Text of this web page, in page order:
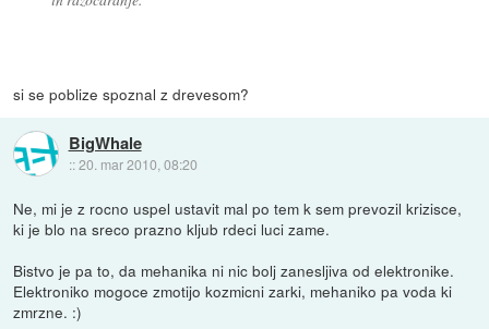
si se poblize spoznal z drevesom?
BigWhale
::20. mar 2010, 08:20
Ne, mi je z rocno uspel ustavit mal po tem k sem prevozil krizisce,
ki je blo na sreco prazno kljub rdeci luci zame.
Bistvo je pa to, da mehanika ni nic bolj zanesljiva od elektronike.
Elektroniko mogoce zmotijo kozmicni zarki, mehaniko pa voda ki
zmrzne. :)